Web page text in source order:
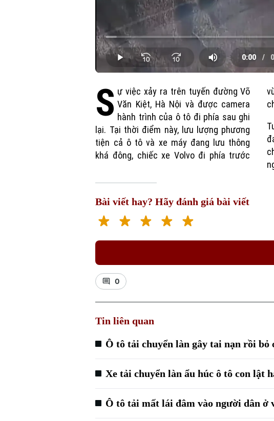
Loaded:
2.35%
Play Mute
Current
Time
0:00
/
S ự việc xảy ra trên tuyến đường Võ
Văn Kiệt, Hà Nội và được camera
hành trình của ô tô đi phía sau ghi
lại. Tại thời điểm này, lưu lượng phương
tiện cả ô tô và xe máy đang lưu thông
khá đông, chiếc xe Volvo đi phía trước
vừa nhập làn hai, và đang có tín hiệu để
Bài viết hay? Hãy đánh giá bài viết
0
Tin liên quan
Ô tô tải chuyển làn gây tai nạn rồi bỏ
Xe tải chuyển làn ẩu húc ô tô con lật
Ô tô tải mất lái đâm vào người dân ở